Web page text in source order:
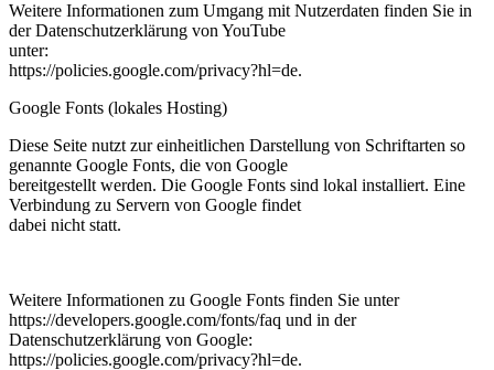
Weitere Informationen zum Umgang mit Nutzerdaten finden Sie in
der Datenschutzerklärung von YouTube
unter:
https://policies.google.com/privacy?hl=de.
Google Fonts (lokales Hosting)
Diese Seite nutzt zur einheitlichen Darstellung von Schriftarten so
genannte Google Fonts, die von Google
bereitgestellt werden. Die Google Fonts sind lokal installiert. Eine
Verbindung zu Servern von Google findet
dabei nicht statt.
Weitere Informationen zu Google Fonts finden Sie unter
https://developers.google.com/fonts/faq und in der
Datenschutzerklärung von Google:
https://policies.google.com/privacy?hl=de.